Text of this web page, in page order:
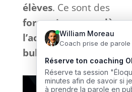
élèves. Ce sont des
formationscomplètes
l’actionsans bla-bla
bullshit